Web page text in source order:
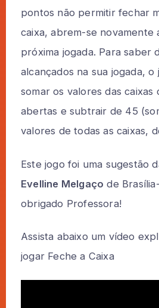
pontos não permitir fechar
caixa, abrem-se novamente
próxima jogada. Para saber
alcançados na sua jogada,
somar os valores das caixas
abertas e subtrair de 45
valores de todas as caixas,
Este jogo foi uma sugestão
Evelline Melgaço de
obrigado Professora!
Assista abaixo um vídeo
jogar Feche a Caixa